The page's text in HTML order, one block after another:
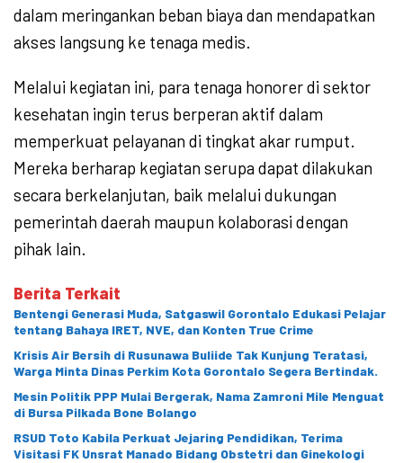
dalam meringankan beban biaya dan mendapatkan
akses langsung ke tenaga medis.
Melalui kegiatan ini, para tenaga honorer di sektor
kesehatan ingin terus berperan aktif dalam
memperkuat pelayanan di tingkat akar rumput.
Mereka berharap kegiatan serupa dapat dilakukan
secara berkelanjutan, baik melalui dukungan
pemerintah daerah maupun kolaborasi dengan
pihak lain.
Berita Terkait
Bentengi Generasi Muda, Satgaswil Gorontalo Edukasi Pelajar
tentang Bahaya IRET, NVE, dan Konten True Crime
Krisis Air Bersih di Rusunawa Buliide Tak Kunjung Teratasi,
Warga Minta Dinas Perkim Kota Gorontalo Segera Bertindak.
Mesin Politik PPP Mulai Bergerak, Nama Zamroni Mile Menguat
di Bursa Pilkada Bone Bolango
RSUD Toto Kabila Perkuat Jejaring Pendidikan, Terima
Visitasi FK Unsrat Manado Bidang Obstetri dan Ginekologi